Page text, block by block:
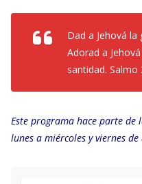
Dad a Jehová la
Adorad a
santidad. Salmo
Este programa hace parte de
lunes a miércoles y viernes de